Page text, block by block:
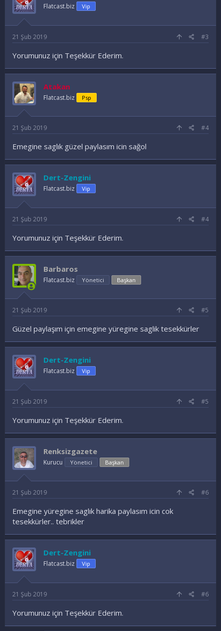
Flatcast.biz Vip
21 Şub 2019 #3
Yorumunuz için Teşekkür Ederim.
Atakan
Flatcast.biz Psp
21 Şub 2019 #4
Emegine saglık güzel paylasım icin sağol
Dert-Zengini
Flatcast.biz Vip
21 Şub 2019 #4
Yorumunuz için Teşekkür Ederim.
Barbaros
Flatcast.biz Yönetici Başkan
21 Şub 2019 #5
Güzel paylaşım için emegine yüregine saglik tesekkürler
Dert-Zengini
Flatcast.biz Vip
21 Şub 2019 #5
Yorumunuz için Teşekkür Ederim.
Renksizgazete
Kurucu Yönetici Başkan
21 Şub 2019 #6
Emegine yüregine saglık harika paylasım icin cok
tesekkürler.. tebrikler
Dert-Zengini
Flatcast.biz Vip
21 Şub 2019 #6
Yorumunuz için Teşekkür Ederim.